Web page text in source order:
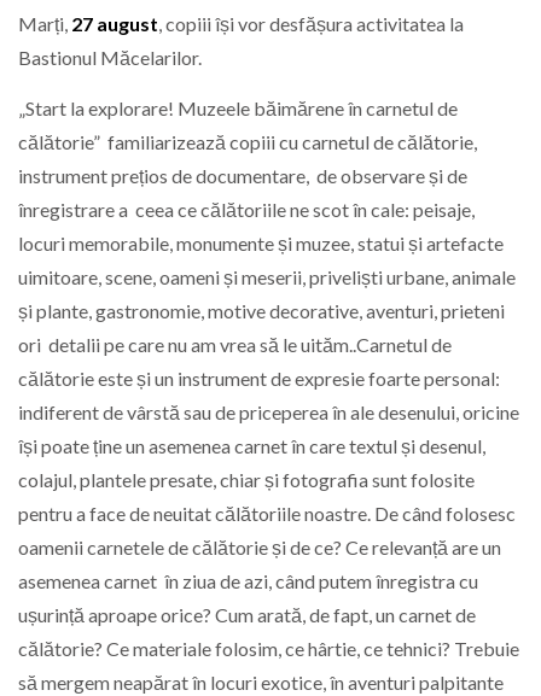
Marți, 27 august , copiii își vor desfășura activitatea la
Bastionul Măcelarilor.
„Start la explorare! Muzeele băimărene în carnetul de
călătorie” familiarizează copiii cu carnetul de călătorie,
instrument prețios de documentare, de observare și de
înregistrare a ceea ce călătoriile ne scot în cale: peisaje,
locuri memorabile, monumente și muzee, statui și artefacte
uimitoare, scene, oameni și meserii, priveliști urbane, animale
și plante, gastronomie, motive decorative, aventuri, prieteni
ori detalii pe care nu am vrea să le uităm..Carnetul de
călătorie este și un instrument de expresie foarte personal:
indiferent de vârstă sau de priceperea în ale desenului, oricine
își poate ține un asemenea carnet în care textul și desenul,
colajul, plantele presate, chiar și fotografia sunt folosite
pentru a face de neuitat călătoriile noastre. De când folosesc
oamenii carnetele de călătorie și de ce? Ce relevanță are un
asemenea carnet în ziua de azi, când putem înregistra cu
ușurință aproape orice? Cum arată, de fapt, un carnet de
călătorie? Ce materiale folosim, ce hârtie, ce tehnici? Trebuie
să mergem neapărat în locuri exotice, în aventuri palpitante